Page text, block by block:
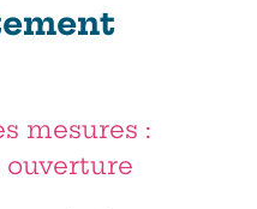
mesures :